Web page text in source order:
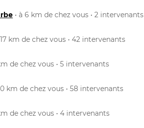
• à 6 km de chez vous • 2 intervenants
17 km de chez vous • 42 intervenants
de chez vous • 5 intervenants
km de chez vous • 58 intervenants
de chez vous • 4 intervenants